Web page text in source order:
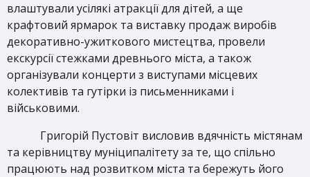
влаштували усілякі атракції для дітей, а ще
крафтовий ярмарок та виставку продаж виробів
декоративно-ужиткового мистецтва, провели
екскурсії стежками древнього міста, а також
організували концерти з виступами місцевих
колективів та гутірки із письменниками і
військовими.
Григорій Пустовіт висловив вдячність містянам
та керівництву муніципалітету за те, що спільно
працюють над розвитком міста та бережуть його